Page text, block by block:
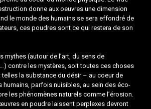
donne aux oeuvres une dimension
le monde des humains se sera effondré de
ces poudres sont ce qui restera de son
mythes (autour de l’art, du sens de
contre les mystères, soit toutes ces choses
la substance du désir – au coeur de
humains, parfois nuisibles, au sein des éco-
les phénomènes naturels comme l’érosion.
en poudre laissent perplexes devront